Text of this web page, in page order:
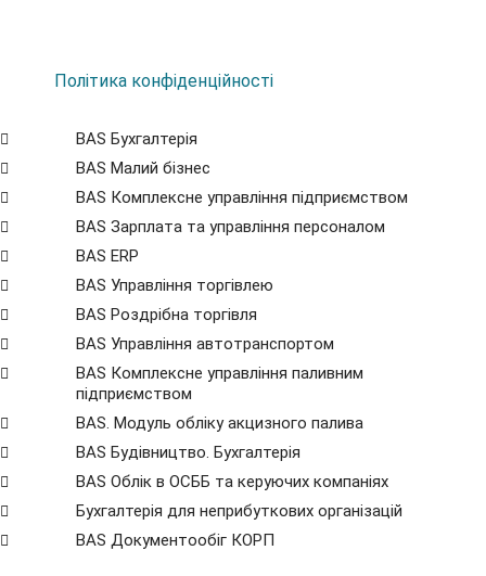
Політика конфіденційності
BAS Бухгалтерія
BAS Малий бізнес
BAS Комплексне управління підприємством
BAS Зарплата та управління персоналом
BAS ERP
BAS Управління торгівлею
BAS Роздрібна торгівля
BAS Управління автотранспортом
BAS Комплексне управління паливним
підприємством
BAS. Модуль обліку акцизного палива
BAS Будівництво. Бухгалтерія
BAS Облік в ОСББ та керуючих компаніях
Бухгалтерія для неприбуткових організацій
BAS Документообіг КОРП